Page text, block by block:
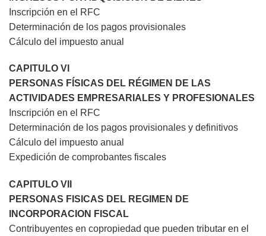
Inscripción en el RFC
Determinación de los pagos provisionales
Cálculo del impuesto anual
CAPITULO VI
PERSONAS FÍSICAS DEL RÉGIMEN DE LAS
ACTIVIDADES EMPRESARIALES Y PROFESIONALES
Inscripción en el RFC
Determinación de los pagos provisionales y definitivos
Cálculo del impuesto anual
Expedición de comprobantes fiscales
CAPITULO VII
PERSONAS FISICAS DEL REGIMEN DE
INCORPORACION FISCAL
Contribuyentes en copropiedad que pueden tributar en el